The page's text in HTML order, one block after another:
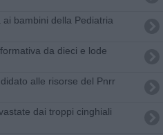
bambini della Pediatria
da dieci e lode
alle risorse del Pnrr
dai troppi cinghiali